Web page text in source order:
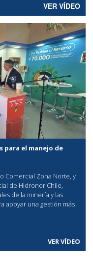
VER VÍDEO
el manejo de
Comercial Zona Norte, y
de Hidronor Chile,
de la minería y las
apoyar una gestión más
VER VÍDEO